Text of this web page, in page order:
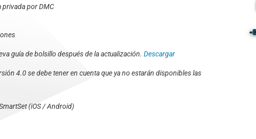
privada por DMC
guía de bolsillo después de la actualización. Descargar
4.0 se debe tener en cuenta que ya no estarán disponibles las
(iOS / Android)